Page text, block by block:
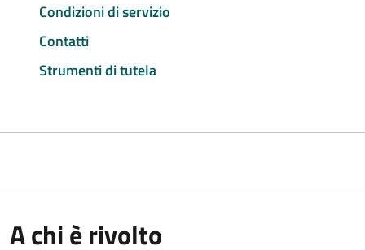
Condizioni di servizio
Contatti
Strumenti di tutela
A chi è rivolto